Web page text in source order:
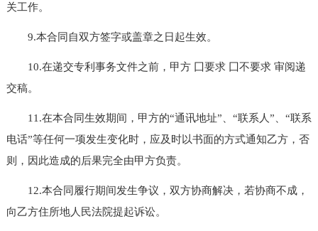
关工作。
9.本合同自双方签字或盖章之日起生效。
10.在递交专利事务文件之前，甲方 囗要求 囗不要求 审阅递
交稿。
11.在本合同生效期间，甲方的“通讯地址”、“联系人”、“联系
电话”等任何一项发生变化时，应及时以书面的方式通知乙方，否
则，因此造成的后果完全由甲方负责。
12.本合同履行期间发生争议，双方协商解决，若协商不成，
向乙方住所地人民法院提起诉讼。